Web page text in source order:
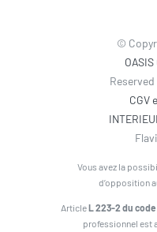
©
OASIS
Reserved
CGV
Vous avez la
d’opposition
ArticleL 223-2 du
professionnel est